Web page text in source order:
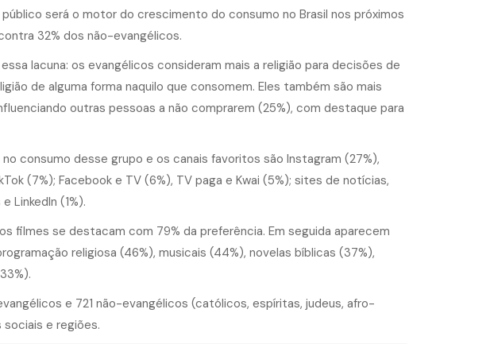
será o motor do crescimento do consumo no Brasil nos próximos
32% dos não-evangélicos.
lacuna: os evangélicos consideram mais a religião para decisões de
de alguma forma naquilo que consomem. Eles também são mais
outras pessoas a não comprarem (25%), com destaque para
consumo desse grupo e os canais favoritos são Instagram (27%),
(7%); Facebook e TV (6%), TV paga e Kwai (5%); sites de notícias,
LinkedIn (1%).
filmes se destacam com 79% da preferência. Em seguida aparecem
religiosa (46%), musicais (44%), novelas bíblicas (37%),
e 721 não-evangélicos (católicos, espíritas, judeus, afro-
e regiões.